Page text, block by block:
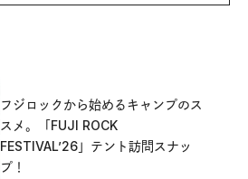
フジロックから始めるキャンプのス
スメ。「FUJI ROCK
FESTIVAL’26」テント訪問スナッ
プ！